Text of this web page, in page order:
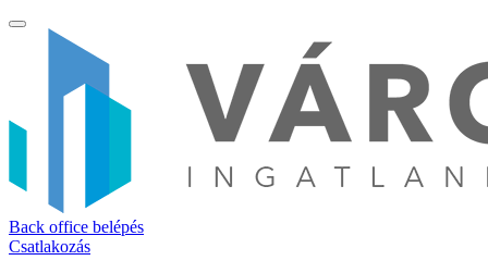
Back office belépés
Csatlakozás